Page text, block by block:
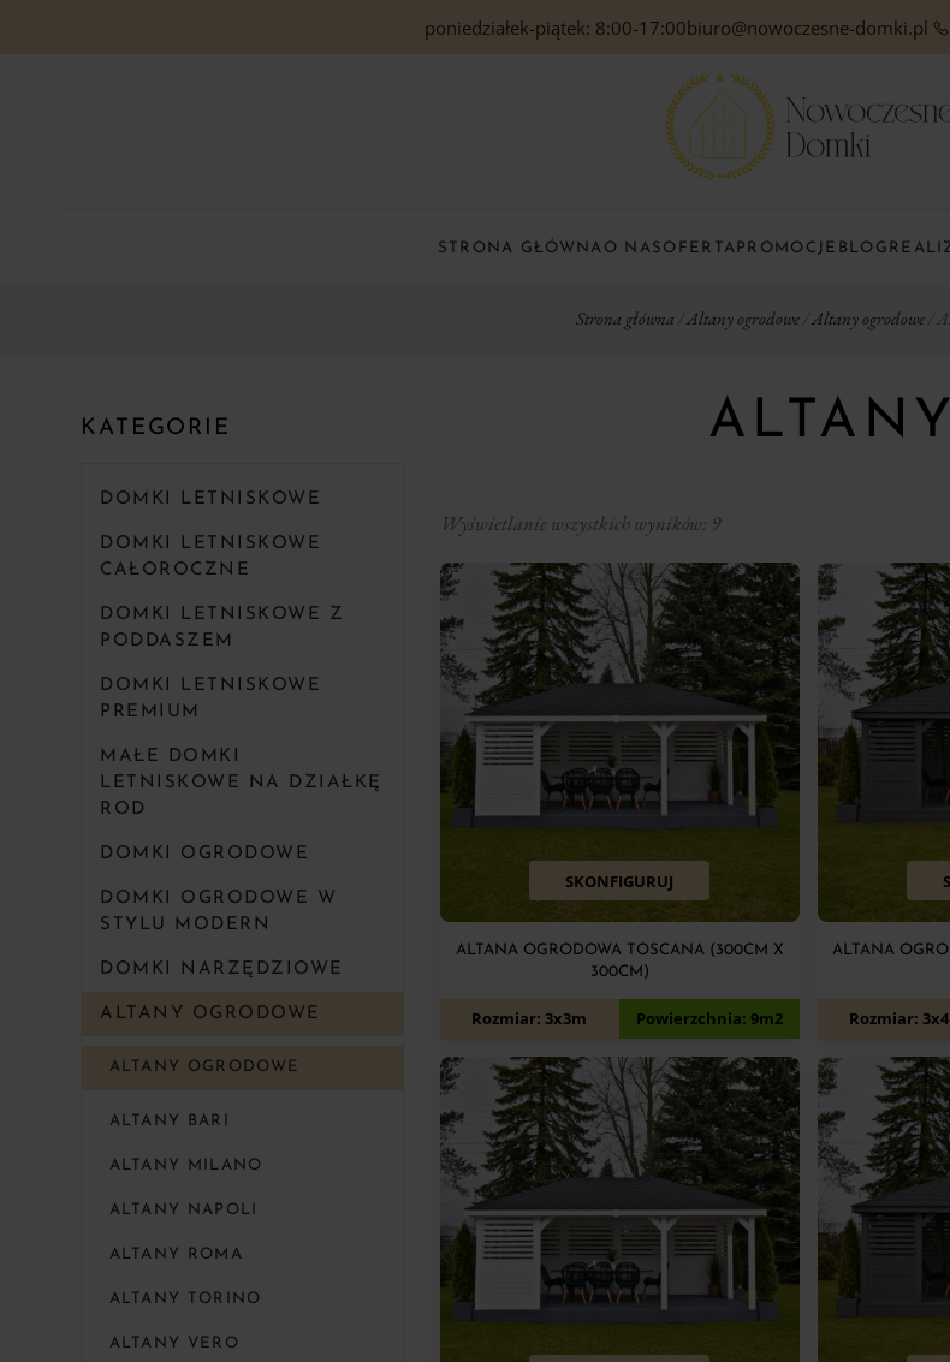
poniedziałek-piątek: 8:00-17:00biuro@nowoczesne-domki.pl
STRONA GŁÓWNA O NAS OFERTA PROMOCJE BLOG
Strona główna Altany ogrodowe/ Altany ogrodowe/
KATEGORIE
DOMKI LETNISKOWE
DOMKI LETNISKOWE
CAŁOROCZNE
DOMKI LETNISKOWE Z
PODDASZEM
DOMKI LETNISKOWE
PREMIUM
MAŁE DOMKI
LETNISKOWE NA DZIAŁKĘ
ROD
DOMKI OGRODOWE
DOMKI OGRODOWE W
STYLU MODERN
DOMKI NARZĘDZIOWE
ALTANY OGRODOWE
ALTANY OGRODOWE
ALTANY BARI
ALTANY MILANO
ALTANY NAPOLI
ALTANY ROMA
ALTANY TORINO
ALTANY VERO
Wyświetlanie wszystkich wyników: 9
SKONFIGURUJ
ALTANA OGRODOWA TOSCANA (300CM X
300CM)
6 750zł
Rozmiar: 3x3m Powierzchnia: 9m2
ALTANA
Rozmiar: